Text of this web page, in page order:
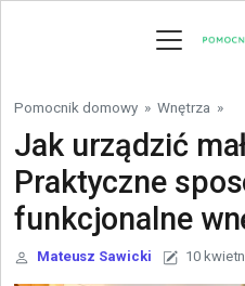
Pomocnik domowy » Wnętrza »
Jak urządzić
Praktyczne
funkcjonalne
Mateusz Sawicki 10